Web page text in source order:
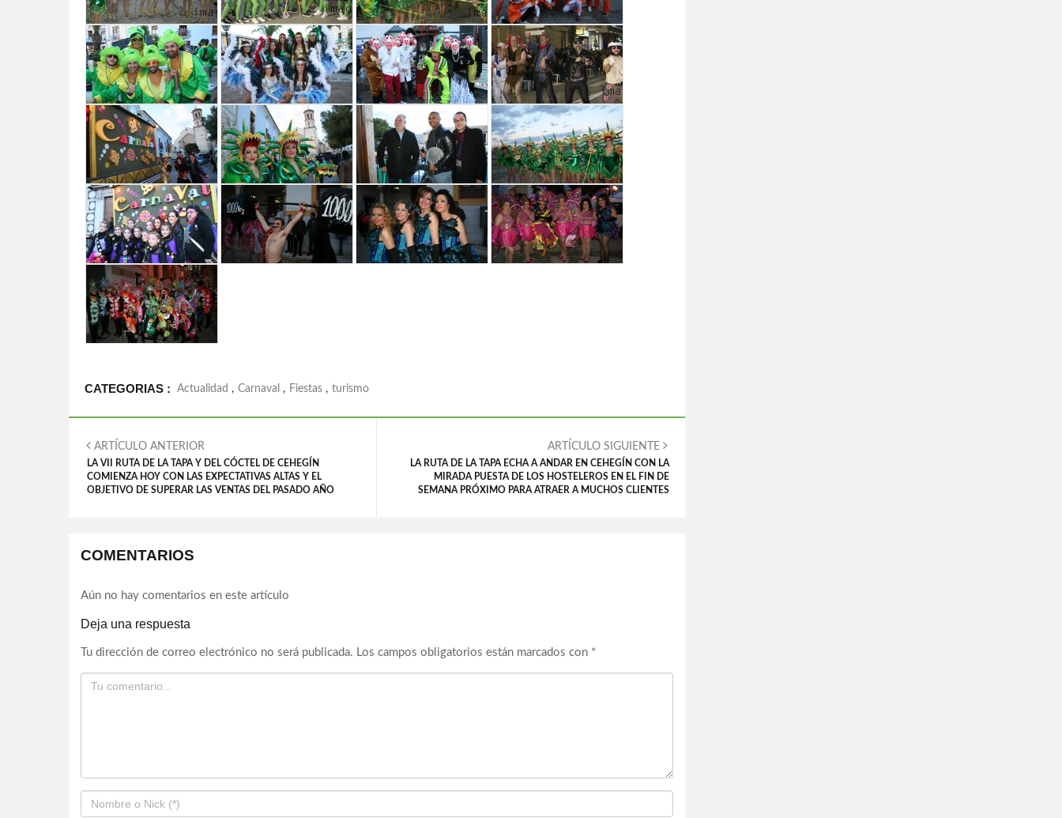
CATEGORIAS : Actualidad , Carnaval , Fiestas , turismo
ARTÍCULO ANTERIOR
LA VII RUTA DE LA TAPA Y DEL CÓCTEL DE CEHEGÍN
COMIENZA HOY CON LAS EXPECTATIVAS ALTAS Y EL
OBJETIVO DE SUPERAR LAS VENTAS DEL PASADO AÑO
ARTÍCULO SIGUIENTE
LA RUTA DE LA TAPA ECHA A ANDAR EN CEHEGÍN CON LA
MIRADA PUESTA DE LOS HOSTELEROS EN EL FIN DE
SEMANA PRÓXIMO PARA ATRAER A MUCHOS CLIENTES
COMENTARIOS
Aún no hay comentarios en este artículo
Deja una respuesta
Tu dirección de correo electrónico no será publicada. Los campos obligatorios están marcados con *